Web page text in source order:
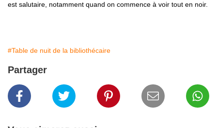
est salutaire, notamment quand on commence à voir tout en noir.
#Table de nuit de la bibliothécaire
Partager